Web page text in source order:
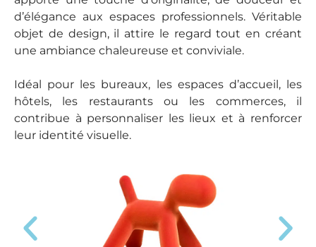
d’élégance aux espaces professionnels. Véritable
objet de design, il attire le regard tout en créant
une ambiance chaleureuse et conviviale.
Idéal pour les bureaux, les espaces d’accueil, les
hôtels, les restaurants ou les commerces, il
contribue à personnaliser les lieux et à renforcer
leur identité visuelle.